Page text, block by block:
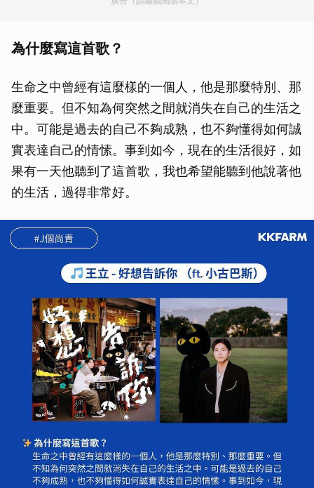
為什麼寫這首歌？
生命之中曾經有這麼樣的一個人，他是那麼特別、那
麼重要。但不知為何突然之間就消失在自己的生活之
中。可能是過去的自己不夠成熟，也不夠懂得如何誠
實表達自己的情愫。事到如今，現在的生活很好，如
果有一天他聽到了這首歌，我也希望能聽到他說著他
的生活，過得非常好。